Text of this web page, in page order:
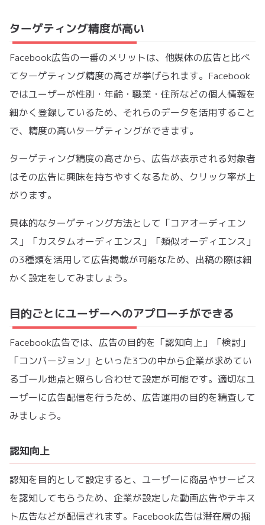
ターゲティング精度が高い
Facebook広告の一番のメリットは、他媒体の広告と比べ
てターゲティング精度の高さが挙げられます。Facebook
ではユーザーが性別・年齢・職業・住所などの個人情報を
細かく登録しているため、それらのデータを活用すること
で、精度の高いターゲティングができます。
ターゲティング精度の高さから、広告が表示される対象者
はその広告に興味を持ちやすくなるため、クリック率が上
がります。
具体的なターゲティング方法として「コアオーディエン
ス」「カスタムオーディエンス」「類似オーディエンス」
の3種類を活用して広告掲載が可能なため、出稿の際は細
かく設定をしてみましょう。
目的ごとにユーザーへのアプローチができる
Facebook広告では、広告の目的を「認知向上」「検討」
「コンバージョン」といった3つの中から企業が求めてい
るゴール地点と照らし合わせて設定が可能です。適切なユ
ーザーに広告配信を行うため、広告運用の目的を精査して
みましょう。
認知向上
認知を目的として設定すると、ユーザーに商品やサービス
を認知してもらうため、企業が設定した動画広告やテキス
ト広告などが配信されます。Facebook広告は潜在層の掘